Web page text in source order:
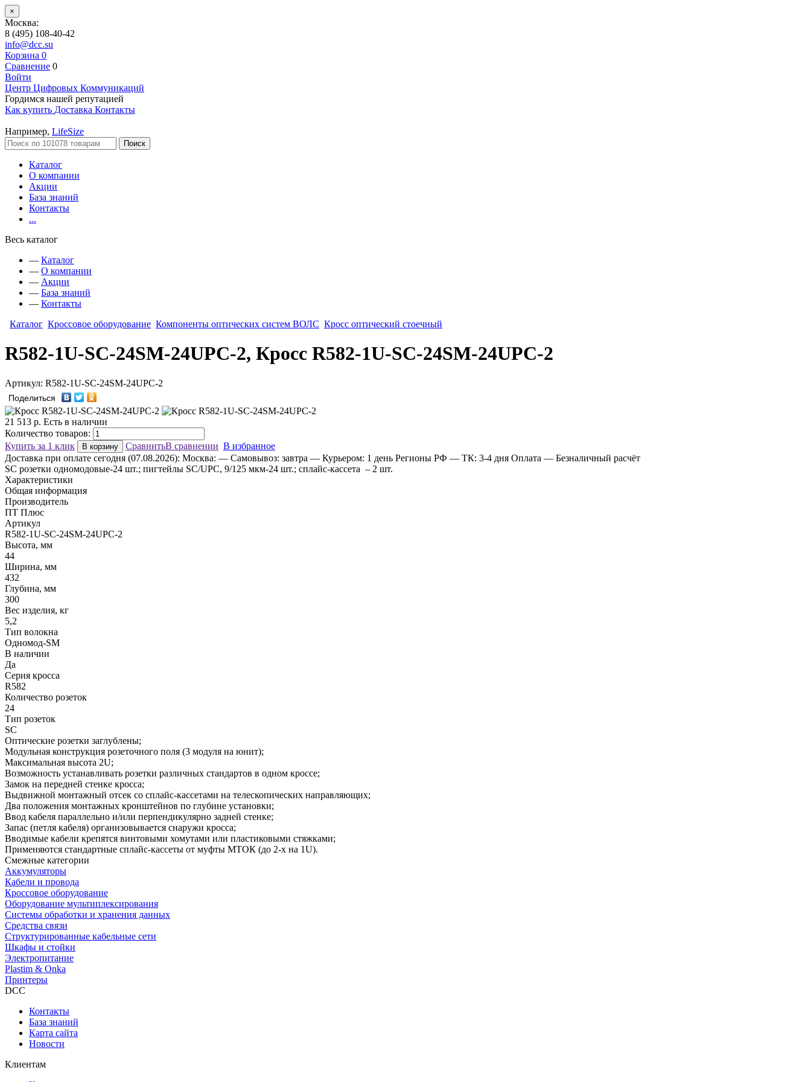
×
Москва:
8 (495) 108-40-42
info@dcc.su
Корзина 0
Сравнение 0
Войти
Центр Цифровых Коммуникаций
Гордимся нашей репутацией
Как купить Доставка Контакты
Например, LifeSize
Поиск
Каталог
О компании
Акции
База знаний
Контакты
...
Весь каталог
— Каталог
— О компании
— Акции
— База знаний
— Контакты
Каталог Кроссовое оборудование Компоненты оптических систем ВОЛС Кросс оптический стоечный
R582-1U-SC-24SM-24UPC-2, Кросс R582-1U-SC-24SM-24UPC-2
Артикул: R582-1U-SC-24SM-24UPC-2
Поделиться
21 513 р. Есть в наличии
Количество товаров:
Купить за 1 клик
В корзину СравнитьВ сравнении В избранное
Доставка при оплате сегодня (07.08.2026): Москва: — Самовывоз: завтра — Курьером: 1 день Регионы РФ — ТК: 3-4 дня Оплата — Безналичный расчёт
SC розетки одномодовые-24 шт.; пигтейлы SC/UPC, 9/125 мкм-24 шт.; сплайс-кассета – 2 шт.
Характеристики
Общая информация
Производитель
ПТ Плюс
Артикул
R582-1U-SC-24SM-24UPC-2
Высота, мм
44
Ширина, мм
432
Глубина, мм
300
Вес изделия, кг
5,2
Тип волокна
Одномод-SM
В наличии
Да
Серия кросса
R582
Количество розеток
24
Тип розеток
SC
Оптические розетки заглублены;
Модульная конструкция розеточного поля (3 модуля на юнит);
Максимальная высота 2U;
Возможность устанавливать розетки различных стандартов в одном кроссе;
Замок на передней стенке кросса;
Выдвижной монтажный отсек со сплайс-кассетами на телескопических направляющих;
Два положения монтажных кронштейнов по глубине установки;
Ввод кабеля параллельно и/или перпендикулярно задней стенке;
Запас (петля кабеля) организовывается снаружи кросса;
Вводимые кабели крепятся винтовыми хомутами или пластиковыми стяжками;
Применяются стандартные сплайс-кассеты от муфты МТОК (до 2-х на 1U).
Смежные категории
Аккумуляторы
Кабели и провода
Кроссовое оборудование
Оборудование мультиплексирования
Системы обработки и хранения данных
Средства связи
Структурированные кабельные сети
Шкафы и стойки
Электропитание
Plastim & Onka
Принтеры
DCC
Контакты
База знаний
Карта сайта
Новости
Клиентам